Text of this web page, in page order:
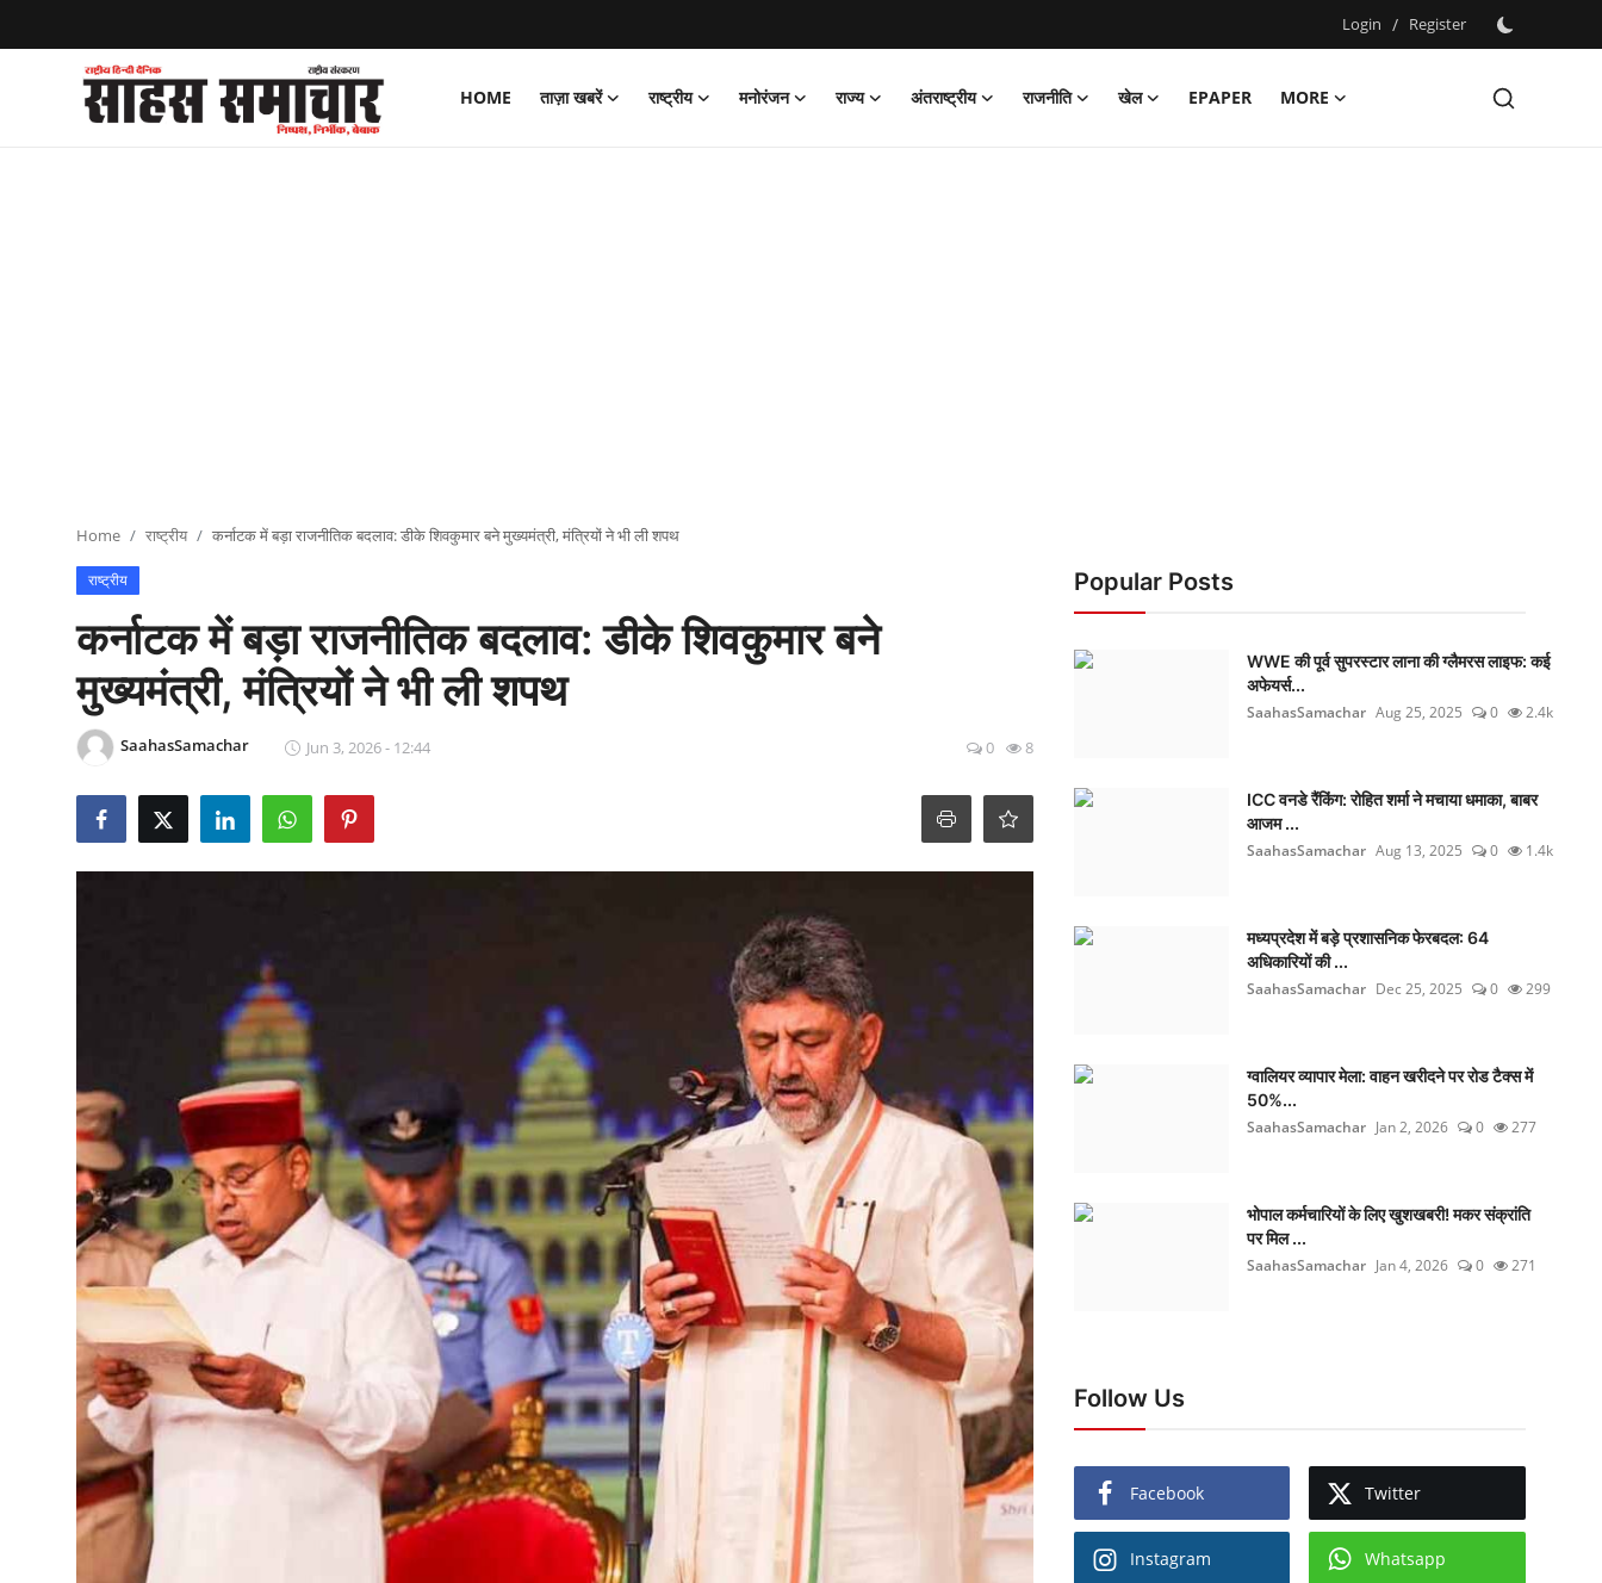
Login / Register
HOME ताज़ा खबरें राष्ट्रीय मनोरंजन राज्य अंतराष्ट्रीय राजनीति खेल EPAPER
MORE
Register
Home राष्ट्रीय कर्नाटक में बड़ा राजनीतिक बदलाव: डीके शिवकुमार बने मुख्यमंत्री, मंत्रियों ने भी ली शपथ
राष्ट्रीय
कर्नाटक में बड़ा राजनीतिक बदलाव: डीके शिवकुमार बने
मुख्यमंत्री, मंत्रियों ने भी ली शपथ
SaahasSamachar Jun 3, 2026 - 12:44 0 8
Popular Posts
WWE की पूर्व सुपरस्टार लाना की ग्लैमरस लाइफ: कई
अफेयर्स...
SaahasSamachar Aug 25, 2025 0 2.4k
ICC वनडे रैंकिंग: रोहित शर्मा ने मचाया धमाका, बाबर
आजम ...
SaahasSamachar Aug 13, 2025 0 1.4k
मध्यप्रदेश में बड़े प्रशासनिक फेरबदल: 64
अधिकारियों की ...
SaahasSamachar Dec 25, 2025 0 299
ग्वालियर व्यापार मेला: वाहन खरीदने पर रोड टैक्स में
50%...
SaahasSamachar Jan 2, 2026 0 277
भोपाल कर्मचारियों के लिए खुशखबरी! मकर संक्रांति
पर मिल ...
SaahasSamachar Jan 4, 2026 0 271
Follow Us
Facebook Twitter
Instagram Whatsapp